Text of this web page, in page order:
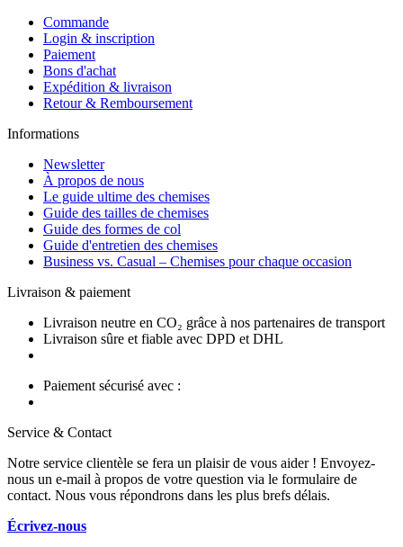
Commande
Login & inscription
Paiement
Bons d'achat
Expédition & livraison
Retour & Remboursement
Informations
Newsletter
À propos de nous
Le guide ultime des chemises
Guide des tailles de chemises
Guide des formes de col
Guide d'entretien des chemises
Business vs. Casual – Chemises pour chaque occasion
Livraison & paiement
Livraison neutre en CO₂ grâce à nos partenaires de transport
Livraison sûre et fiable avec DPD et DHL
Paiement sécurisé avec :
Service & Contact
Notre service clientèle se fera un plaisir de vous aider ! Envoyez-
nous un e-mail à propos de votre question via le formulaire de
contact. Nous vous répondrons dans les plus brefs délais.
Écrivez-nous